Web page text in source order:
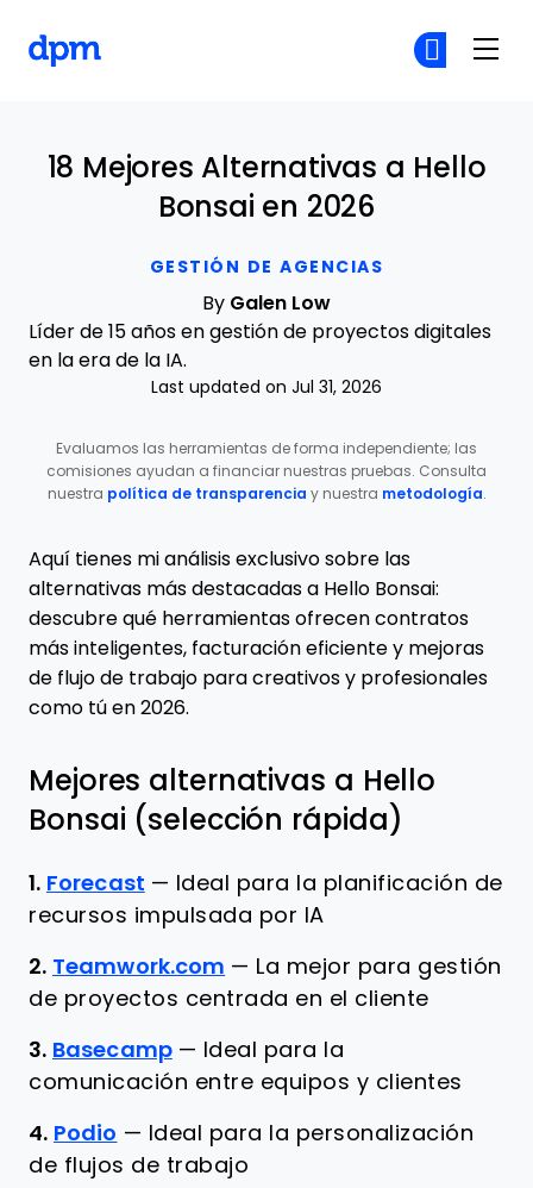
GESTIÓN DE AGENCIAS
18 Mejores Alternativas a Hello
Bonsai en 2026
By Galen Low
Líder de 15 años en gestión de proyectos digitales
en la era de la IA.
Last updated on Jul 31, 2026
Evaluamos las herramientas de forma independiente; las
comisiones ayudan a financiar nuestras pruebas. Consulta
nuestra política de transparencia y nuestra metodología.
Aquí tienes mi análisis exclusivo sobre las
alternativas más destacadas a Hello Bonsai:
descubre qué herramientas ofrecen contratos
más inteligentes, facturación eficiente y mejoras
de flujo de trabajo para creativos y profesionales
como tú en 2026.
Mejores alternativas a Hello
Bonsai (selección rápida)
1. Forecast — Ideal para la planificación de
recursos impulsada por IA
2. Teamwork.com — La mejor para gestión
de proyectos centrada en el cliente
3. Basecamp — Ideal para la
comunicación entre equipos y clientes
4. Podio — Ideal para la personalización
de flujos de trabajo